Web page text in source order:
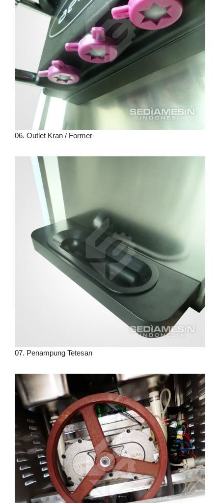
06. Outlet Kran / Former
07. Penampung Tetesan